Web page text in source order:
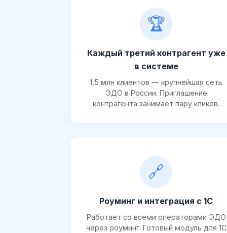
🏆
Каждый третий контрагент уже
в системе
1,5 млн клиентов — крупнейшая сеть
ЭДО в России. Приглашение
контрагента занимает пару кликов.
🔗
Роуминг и интеграция с 1С
Работает со всеми операторами ЭДО
через роуминг. Готовый модуль для 1С